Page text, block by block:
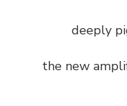
deeply
the new